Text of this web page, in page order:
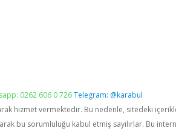
0262 606 0 726Telegram: @karabul
hizmet vermektedir. Bu nedenle, sitedeki
bu sorumluluğu kabul etmiş sayılırlar. Bu